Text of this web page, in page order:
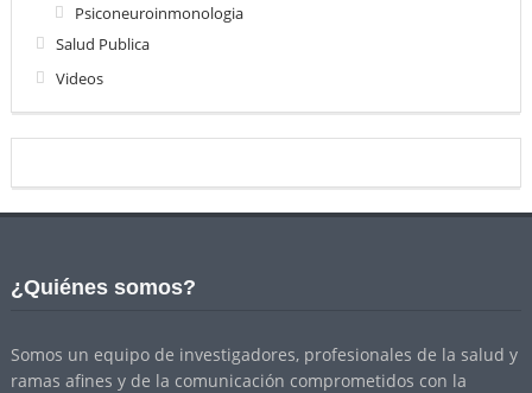
Psiconeuroinmonologia
Salud Publica
Videos
¿Quiénes somos?
Somos un equipo de investigadores, profesionales de la salud y
ramas afines y de la comunicación comprometidos con la